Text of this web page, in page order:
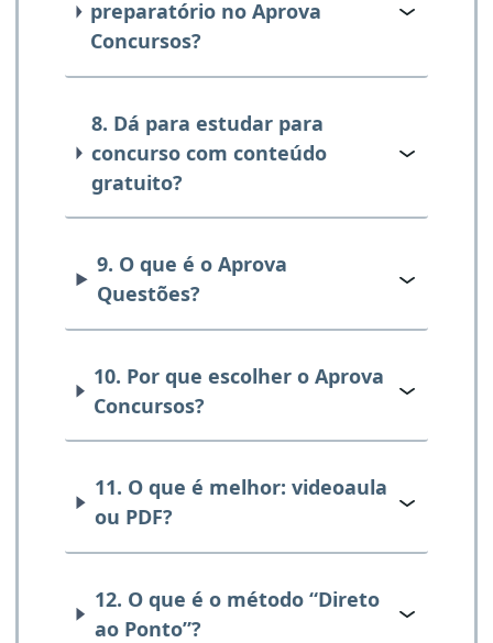
preparatório no Aprova
Concursos?
8. Dá para estudar para
concurso com conteúdo
gratuito?
9. O que é o Aprova
Questões?
10. Por que escolher o Aprova
Concursos?
11. O que é melhor: videoaula
ou PDF?
12. O que é o método “Direto
ao Ponto”?